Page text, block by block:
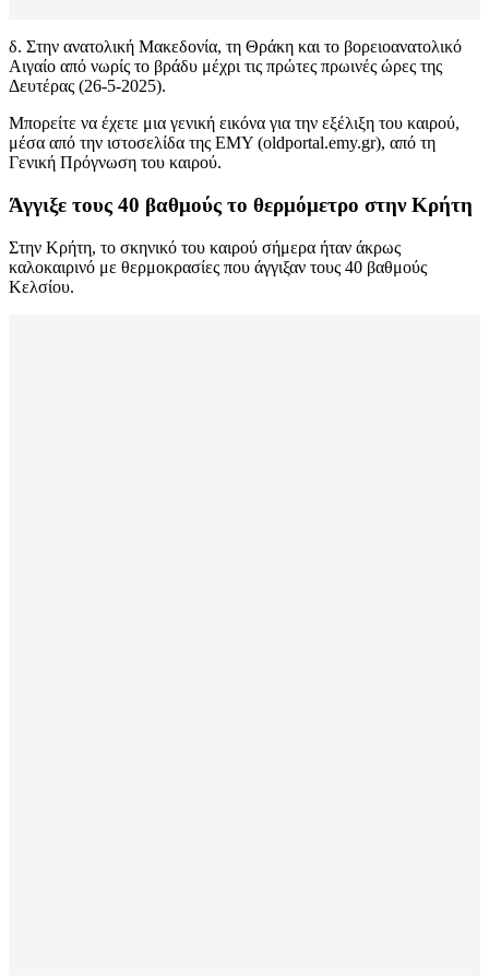
δ. Στην ανατολική Μακεδονία, τη Θράκη και το βορειοανατολικό
Αιγαίο από νωρίς το βράδυ μέχρι τις πρώτες πρωινές ώρες της
Δευτέρας (26-5-2025).
Μπορείτε να έχετε μια γενική εικόνα για την εξέλιξη του καιρού,
μέσα από την ιστοσελίδα της ΕΜΥ (oldportal.emy.gr), από τη
Γενική Πρόγνωση του καιρού.
Άγγιξε τους 40 βαθμούς το θερμόμετρο στην Κρήτη
Στην Κρήτη, το σκηνικό του καιρού σήμερα ήταν άκρως
καλοκαιρινό με θερμοκρασίες που άγγιξαν τους 40 βαθμούς
Κελσίου.